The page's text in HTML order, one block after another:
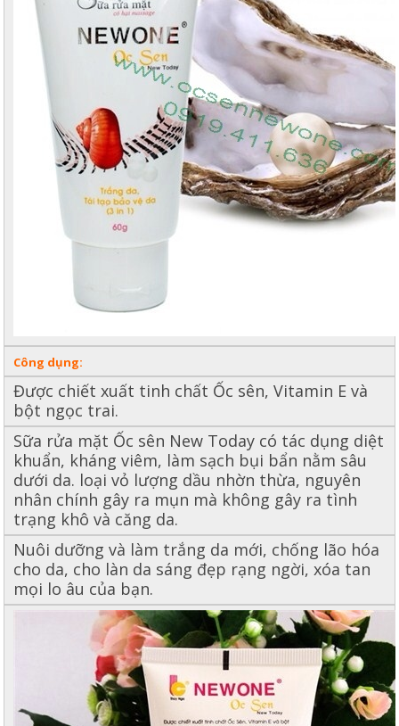
Công dụng:
Được chiết xuất tinh chất Ốc sên, Vitamin E và
bột ngọc trai.
Sữa rửa mặt Ốc sên New Today có tác dụng diệt
khuẩn, kháng viêm, làm sạch bụi bẩn nằm sâu
dưới da. loại vỏ lượng dầu nhờn thừa, nguyên
nhân chính gây ra mụn mà không gây ra tình
trạng khô và căng da.
Nuôi dưỡng và làm trắng da mới, chống lão hóa
cho da, cho làn da sáng đẹp rạng ngời, xóa tan
mọi lo âu của bạn.